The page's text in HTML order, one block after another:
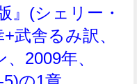
』(シェリー・
武舎るみ訳、
2009年、